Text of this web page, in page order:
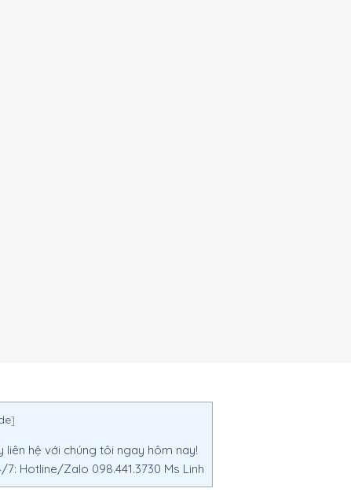
]
hệ với chúng tôi ngay hôm nay!
7: Hotline/Zalo 098.441.3730 Ms Linh